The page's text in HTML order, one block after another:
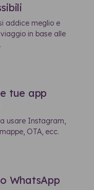
addice meglio e
in base alle
tue app
usare Instagram,
OTA, ecc.
WhatsApp